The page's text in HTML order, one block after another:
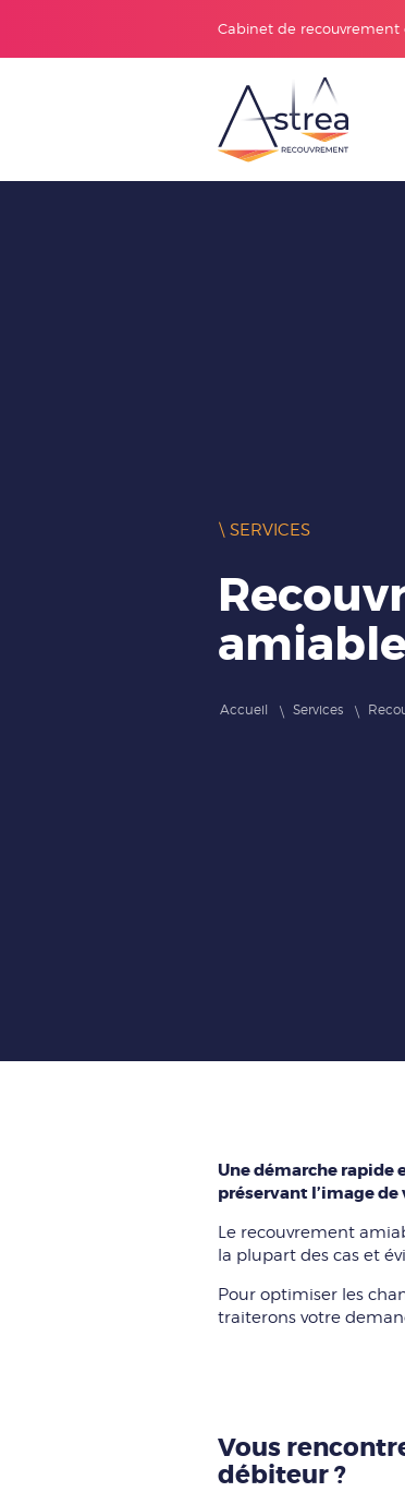
Cabinet de recouvrement
\ SERVICES
Accueil Services
Une démarche rapide
préservant l’image
Le recouvrement
la plupart des cas et
Pour optimiser les
traiterons votre
Vous
débiteur ?